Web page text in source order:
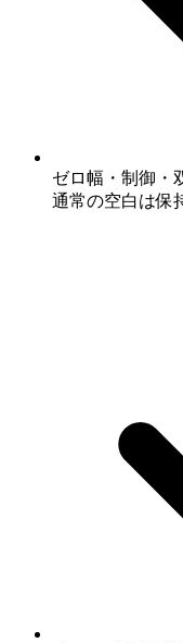
ゼロ幅・制御・
通常の空白は保